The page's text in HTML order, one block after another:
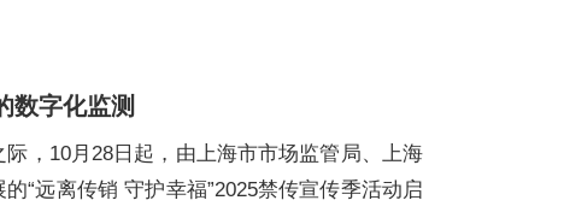
数字化监测
，10月28日起，由上海市市场监管局、上海
“远离传销 守护幸福”2025禁传宣传季活动启